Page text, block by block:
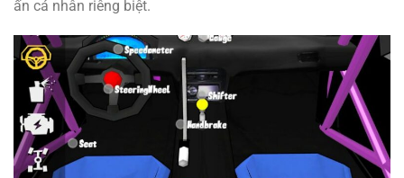
ấn cá nhân riêng biệt.